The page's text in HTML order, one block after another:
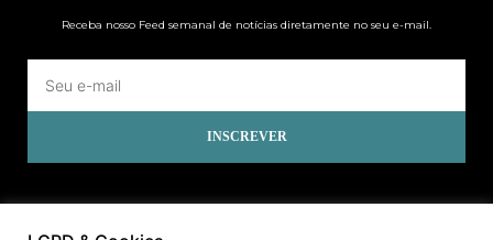
Receba nosso Feed semanal de notícias diretamente no seu e-mail.
INSCREVER